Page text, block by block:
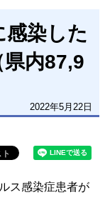
染した
内87,9
2022年5月22日
ス感染症患者が